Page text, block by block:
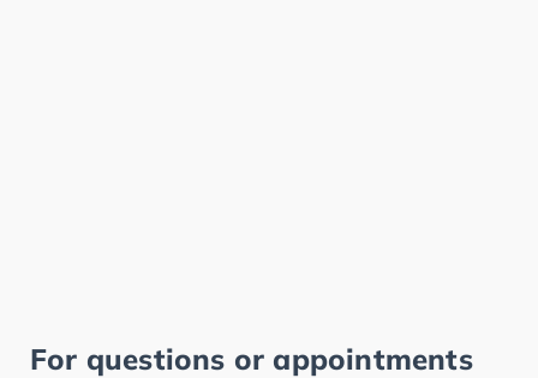
For questions or appointments